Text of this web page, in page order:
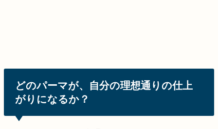
どのパーマが、自分の理想通りの仕上
がりになるか？